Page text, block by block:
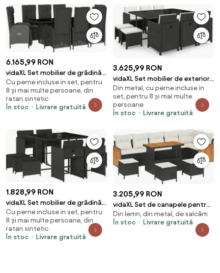
6.165,99 RON
vidaXL Set mobilier de grădină
cu perne, 9 piese, negru,
poliratan
Cu perne incluse in set, pentru
8 și mai multe persoane, din
ratan sintetic
În stoc
Livrare gratuită
3.625,99 RON
vidaXL Set mobilier de exterior
cu perne, 11 piese, negru,
poliratan
Din metal, cu perne incluse in
set, pentru 8 și mai multe
persoane
În stoc
Livrare gratuită
1.828,99 RON
vidaXL Set mobilier de grădină
cu perne, 9 piese, negru,
poliratan
Cu perne incluse in set, pentru
8 și mai multe persoane, din
ratan sintetic
În stoc
Livrare gratuită
3.205,99 RON
vidaXL Set de canapele pentru
grădină 12 pcs Negru și Crem
poliratan
Din lemn, din metal, de salcâm
În stoc
Livrare gratuită